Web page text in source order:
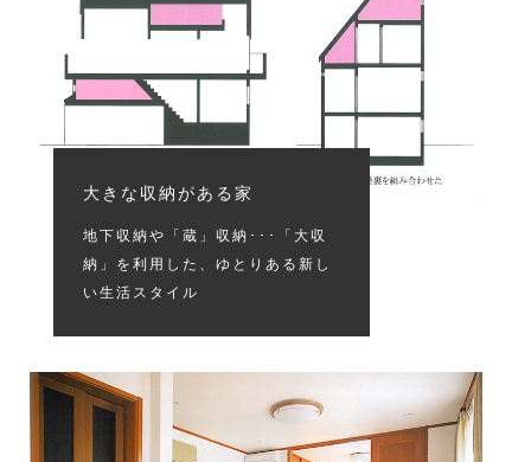
大きな収納がある家
地下収納や「蔵」収納･･･「大収
納」を利用した、ゆとりある新し
い生活スタイル